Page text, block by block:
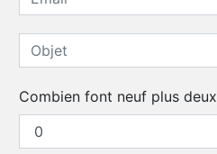
Combien font neuf plus deux